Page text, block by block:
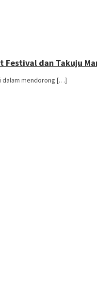
Festival dan Takuju
dalam mendorong […]